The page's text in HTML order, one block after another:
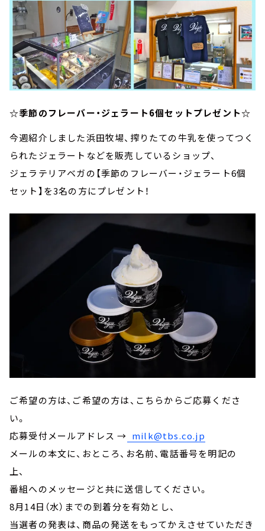
☆季節のフレーバー・ジェラート6個セットプレゼント☆
今週紹介しました浜田牧場、搾りたての牛乳を使ってつく
られたジェラートなどを販売しているショップ、
ジェラテリアベガの【季節のフレーバー・ジェラート6個
セット】を3名の方にプレゼント！
ご希望の方は、ご希望の方は、こちらからご応募くださ
い。
応募受付メールアドレス → milk@tbs.co.jp
メールの本文に、おところ、お名前、電話番号を明記の
上、
番組へのメッセージと共に送信してください。
8月14日（水）までの到着分を有効とし、
当選者の発表は、商品の発送をもってかえさせていただき